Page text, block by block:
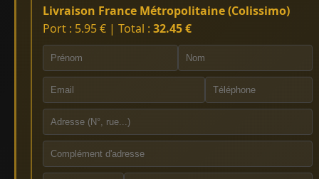
Livraison France Métropolitaine (Colissimo)
Port : 5.95 € | Total : 32.45 €